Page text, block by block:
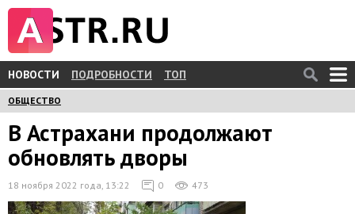
НОВОСТИ ПОДРОБНОСТИ ТОП
ОБЩЕСТВО
В Астрахани продолжают
обновлять дворы
18 ноября 2022 года, 13:22 0 473